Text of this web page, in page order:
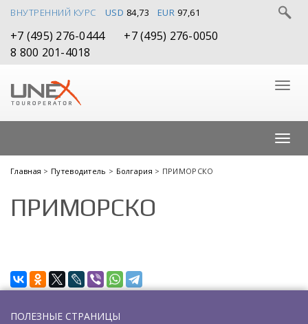
ВНУТРЕННИЙ КУРС USD 84,73 EUR 97,61
+7 (495) 276-0444
+7 (495) 276-0050
8 800 201-4018
Главная > Путеводитель > Болгария > ПРИМОРСКО
ПРИМОРСКО
ПОЛЕЗНЫЕ СТРАНИЦЫ